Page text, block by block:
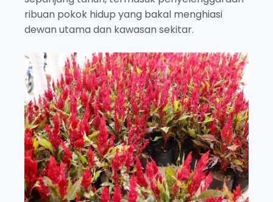
ribuan pokok hidup yang bakal menghiasi
dewan utama dan kawasan sekitar.